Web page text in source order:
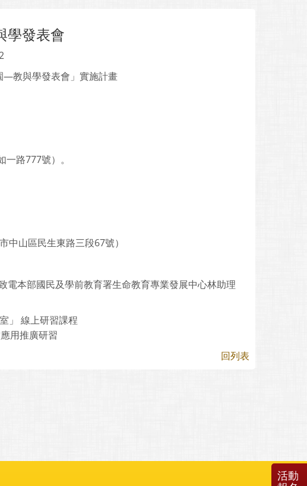
學發表會
—教與學發表會」實施計畫
路777號）。
中山區民生東路三段67號）
本部國民及學前教育署生命教育專業發展中心林助理
」 線上研習課程
用推廣研習
回列表
活動